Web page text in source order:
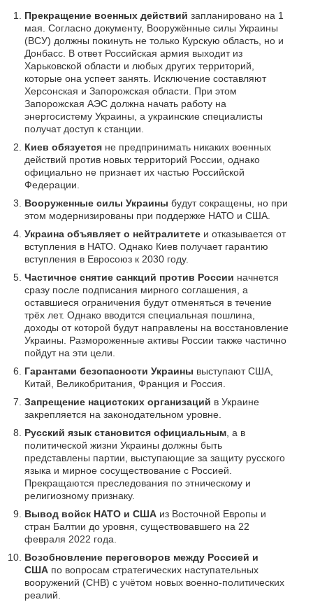
Прекращение военных действий запланировано на 1
мая. Согласно документу, Вооружённые силы Украины
(ВСУ) должны покинуть не только Курскую область, но и
Донбасс. В ответ Российская армия выходит из
Харьковской области и любых других территорий,
которые она успеет занять. Исключение составляют
Херсонская и Запорожская области. При этом
Запорожская АЭС должна начать работу на
энергосистему Украины, а украинские специалисты
получат доступ к станции.
Киев обязуется не предпринимать никаких военных
действий против новых территорий России, однако
официально не признает их частью Российской
Федерации.
Вооруженные силы Украины будут сокращены, но при
этом модернизированы при поддержке НАТО и США.
Украина объявляет о нейтралитете и отказывается от
вступления в НАТО. Однако Киев получает гарантию
вступления в Евросоюз к 2030 году.
Частичное снятие санкций против России начнется
сразу после подписания мирного соглашения, а
оставшиеся ограничения будут отменяться в течение
трёх лет. Однако вводится специальная пошлина,
доходы от которой будут направлены на восстановление
Украины. Размороженные активы России также частично
пойдут на эти цели.
Гарантами безопасности Украины выступают США,
Китай, Великобритания, Франция и Россия.
Запрещение нацистских организаций в Украине
закрепляется на законодательном уровне.
Русский язык становится официальным, а в
политической жизни Украины должны быть
представлены партии, выступающие за защиту русского
языка и мирное сосуществование с Россией.
Прекращаются преследования по этническому и
религиозному признаку.
Вывод войск НАТО и США из Восточной Европы и
стран Балтии до уровня, существовавшего на 22
февраля 2022 года.
Возобновление переговоров между Россией и
США по вопросам стратегических наступательных
вооружений (СНВ) с учётом новых военно-политических
реалий.